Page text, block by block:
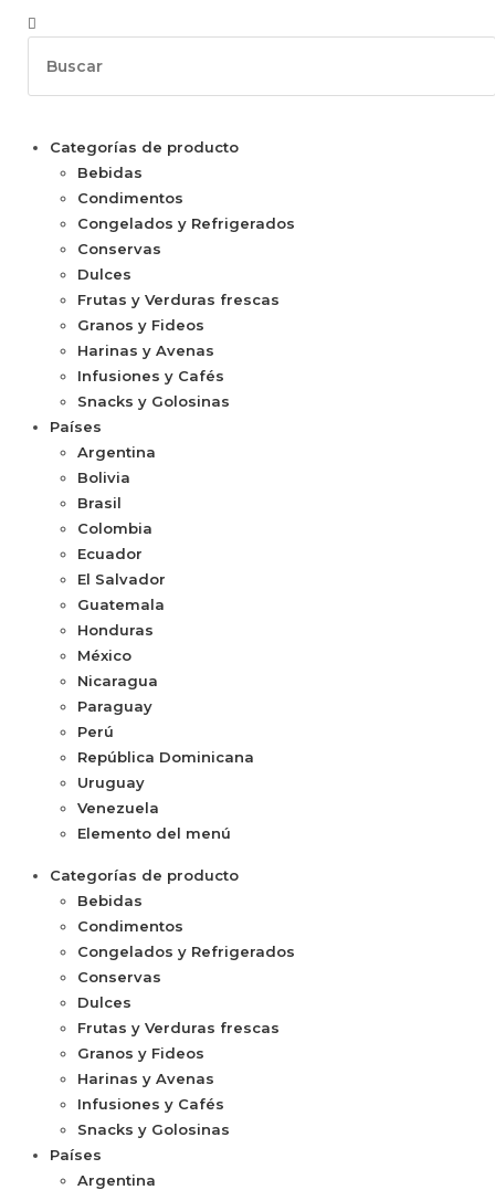
Categorías de producto
Bebidas
Condimentos
Congelados y Refrigerados
Conservas
Dulces
Frutas y Verduras frescas
Granos y Fideos
Harinas y Avenas
Infusiones y Cafés
Snacks y Golosinas
Países
Argentina
Bolivia
Brasil
Colombia
Ecuador
El Salvador
Guatemala
Honduras
México
Nicaragua
Paraguay
Perú
República Dominicana
Uruguay
Venezuela
Elemento del menú
Categorías de producto
Bebidas
Condimentos
Congelados y Refrigerados
Conservas
Dulces
Frutas y Verduras frescas
Granos y Fideos
Harinas y Avenas
Infusiones y Cafés
Snacks y Golosinas
Países
Argentina